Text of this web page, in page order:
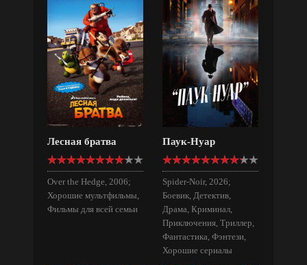
Лесная братва
Over the Hedge, 2006;
Хорошие мультфильмы,
Фильмы для всей семьи
Паук-Нуар
Spider-Noir, 2026;
Боевик, Детектив,
Драма, Криминал,
Приключения, Триллер,
Фантастика, Фэнтези,
Хорошие сериалы